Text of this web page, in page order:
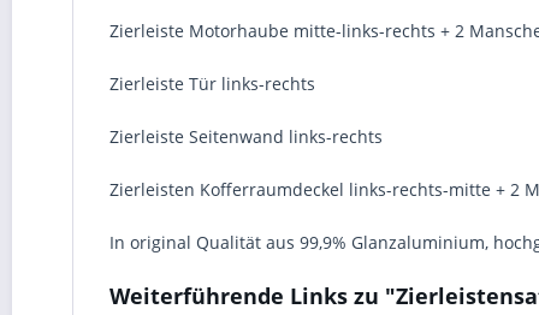
Zierleiste Motorhaube mitte-links-rechts + 2
Zierleiste Tür links-rechts
Zierleiste Seitenwand links-rechts
Zierleisten Kofferraumdeckel links-rechts-mitte + 2
In original Qualität aus 99,9% Glanzaluminium,
Weiterführende Links zu